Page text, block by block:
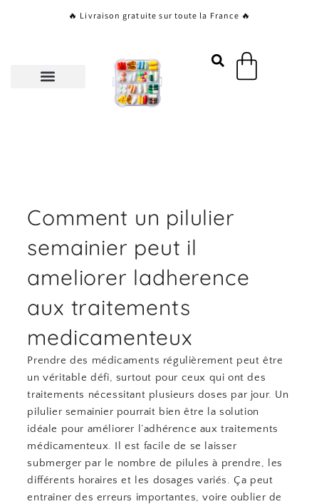
🔥 Livraison gratuite sur toute la France 🔥
Panier
Comment un pilulier
semainier peut il
ameliorer ladherence
aux traitements
medicamenteux
Prendre des médicaments régulièrement peut être
un véritable défi, surtout pour ceux qui ont des
traitements nécessitant plusieurs doses par jour. Un
pilulier semainier pourrait bien être la solution
idéale pour améliorer l’adhérence aux traitements
médicamenteux. Il est facile de se laisser
submerger par le nombre de pilules à prendre, les
différents horaires et les dosages variés. Ça peut
entraîner des erreurs importantes, voire oublier de